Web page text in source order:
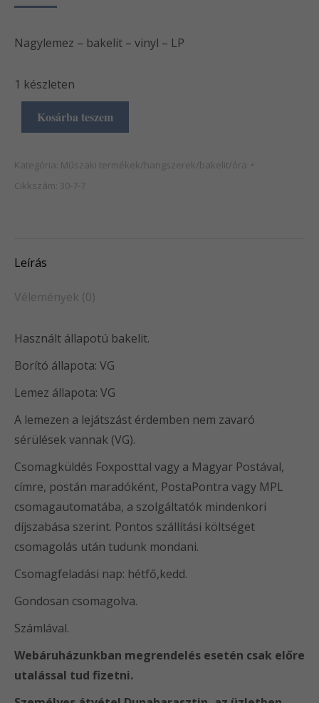
Nagylemez – bakelit – vinyl – LP
1 készleten
Kosárba teszem
Kategória: Műszaki termékek/hangszerek/bakelit/óra
Cikkszám: 30-7-7
Leírás
Vélemények (0)
Használt állapotú bakelit.
Borító állapota: VG
Lemez állapota: VG
A lemezen a lejátszást érdemben nem zavaró
sérülések vannak (VG).
Csomagküldés Foxposttal vagy a Magyar Postával,
címre, postán maradóként, PostaPontra vagy MPL
csomagautomatába, a szolgáltatók mindenkori
díjszabása szerint. Pontos szállítási költséget
csomagolás után tudunk mondani.
Csomagfeladási nap: hétfő,kedd.
Gondosan csomagolva.
Számlával.
Webáruházunkban megrendelés esetén csak előre
utalással tud fizetni.